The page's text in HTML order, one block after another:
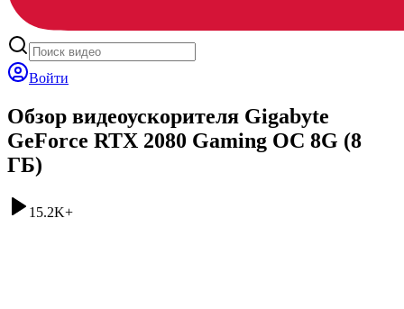
Войти
Обзор видеоускорителя Gigabyte
GeForce RTX 2080 Gaming OC 8G (8
ГБ)
15.2K+